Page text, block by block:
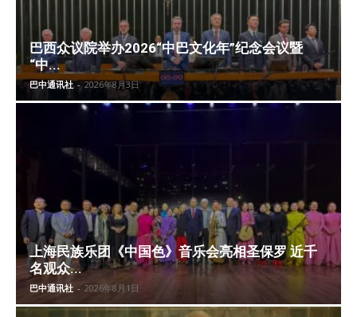
巴西众议院举办2026“中巴文化年”纪念会议暨
“中...
巴中通讯社 - 2026年8月3日
上海民族乐团《中国色》音乐会亮相圣保罗 近千
名观众...
巴中通讯社 - 2026年8月1日